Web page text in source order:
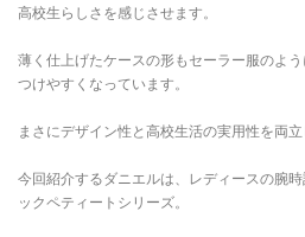
高校生らしさを感じさせます。
薄く仕上げたケースの形もセーラー服のよ
つけやすくなっています。
まさにデザイン性と高校生活の実用性を両
今回紹介するダニエルは、
レディースの腕
ックペティートシリーズ。